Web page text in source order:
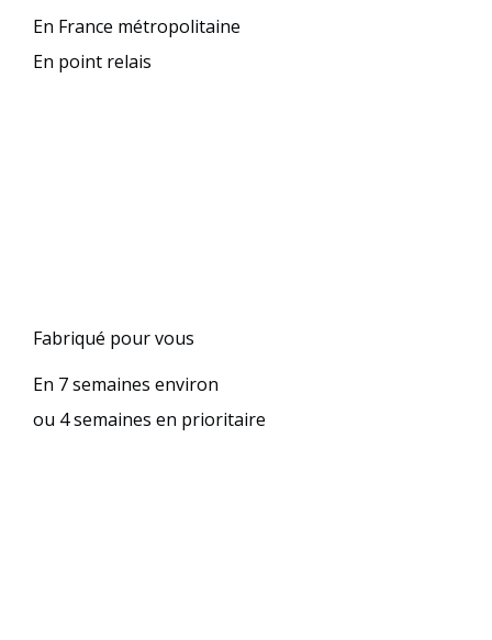
En France métropolitaine
En point relais
Fabriqué pour vous
En 7 semaines environ
ou 4 semaines en prioritaire